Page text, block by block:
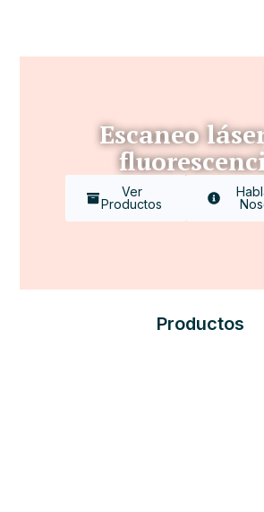
Escaneo
Ver
Productos
Productos